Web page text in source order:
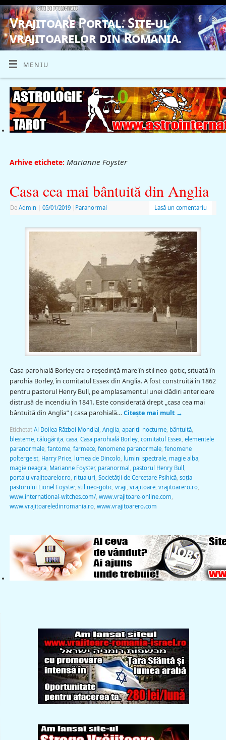
Vrajitoare Portal. Site-ul
vrajitoarelor din Romania.
VRAJITOARE, VRAJITOARELE, VRAJITOARE
MENIU
Arhive etichete: Marianne Foyster
Casa cea mai bântuită din Anglia
De Admin 05/01/2019 Paranormal Lasă un comentariu
Casa parohială Borley era o reședință mare în stil neo-gotic, situată în
parohia Borley, în comitatul Essex din Anglia. A fost construită în 1862
pentru pastorul Henry Bull, pe amplasamentul unei clădiri anterioare
distrusă de incendiu în 1841. Este considerată drept „casa cea mai
bântuită din Anglia” ( casa parohială… Citește mai mult →
Etichetat Al Doilea Război Mondial Anglia, apariții nocturne, bântuită,
blesteme, călugărița, casa, Casa parohială Borley, comitatul Essex, elementele
paranormale, fantome, farmece, fenomene paranormale, fenomene
poltergeist, Harry Price, lumea de Dincolo, lumini spectrale, magie alba,
magie neagra, Marianne Foyster, paranormal pastorul Henry Bull
portalulvrajitoarelor.ro, ritualuri Societăţii de Cercetare Psihică, soția
pastorului Lionel Foyster, stil neo-gotic, vraji vrajitoare, vrajitoarero.ro,
www.international-witches.com/, www.vrajitoare-online.com
www.vrajitoareledinromania.ro, www.vrajitoarero.com